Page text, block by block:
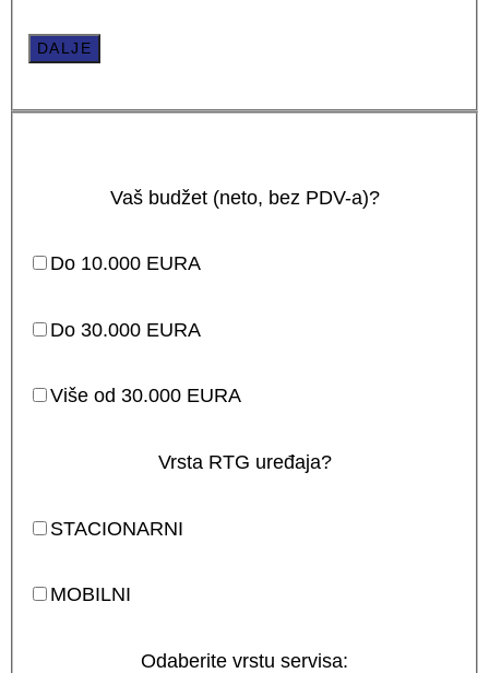
DALJE
Vaš budžet (neto, bez PDV-a)?
Do 10.000 EURA
Do 30.000 EURA
Više od 30.000 EURA
Vrsta RTG uređaja?
STACIONARNI
MOBILNI
Odaberite vrstu servisa: